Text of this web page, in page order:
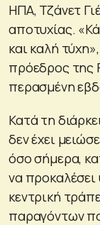
ΗΠΑ, Τζάνετ
αποτυχίας.
και καλή
πρόεδρος της
περασμένη
Κατά τη
δεν έχει
όσο σήμερα,
να
κεντρική
παραγόντων